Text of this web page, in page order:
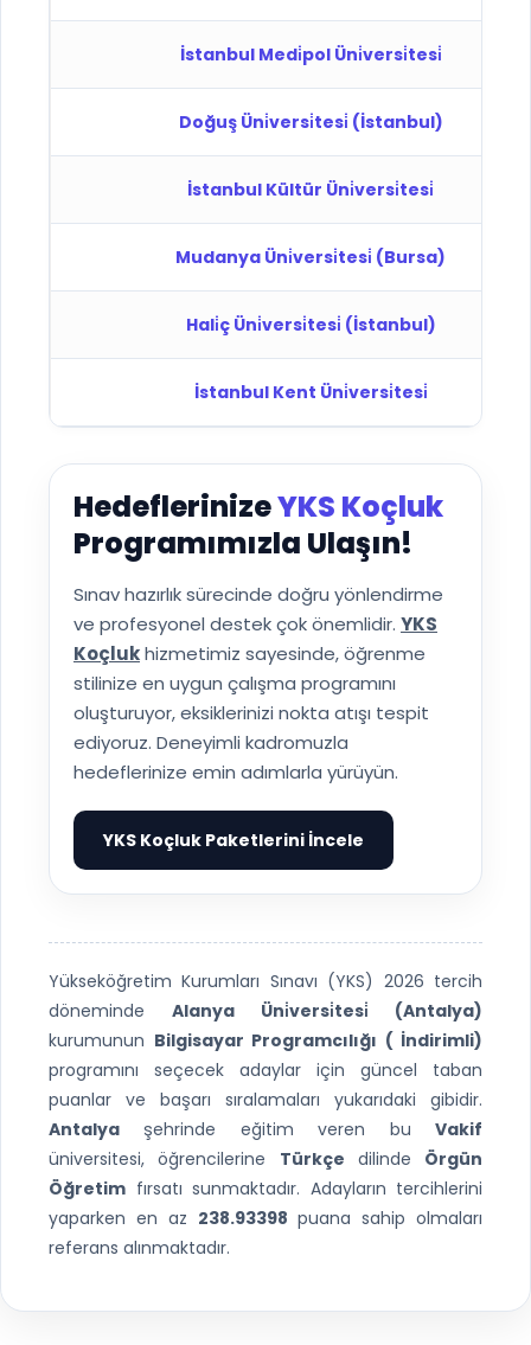
İstanbul Medi̇pol Üni̇versi̇tesi̇
Doğuş Üni̇versi̇tesi̇ (İstanbul)
İstanbul Kültür Üni̇versi̇tesi̇
Mudanya Üni̇versi̇tesi̇ (Bursa)
Hali̇ç Üni̇versi̇tesi̇ (İstanbul)
İstanbul Kent Üni̇versi̇tesi̇
HedeflerinizeYKS Koçluk
Programımızla Ulaşın!
Sınav hazırlık sürecinde doğru yönlendirme
ve profesyonel destek çok önemlidir. YKS
Koçlukhizmetimiz sayesinde, öğrenme
stilinize en uygun çalışma programını
oluşturuyor, eksiklerinizi nokta atışı tespit
ediyoruz. Deneyimli kadromuzla
hedeflerinize emin adımlarla yürüyün.
YKS Koçluk Paketlerini İncele
▶
Yükseköğretim Kurumları Sınavı (YKS) 2026 tercih
döneminde Alanya Üni̇versi̇tesi̇ (Antalya)
kurumunun Bilgisayar Programcılığı ( İndirimli)
programını seçecek adaylar için güncel taban
puanlar ve başarı sıralamaları yukarıdaki gibidir.
Antalya şehrinde eğitim veren bu Vakif
üniversitesi, öğrencilerine Türkçe dilinde Örgün
Öğretim fırsatı sunmaktadır. Adayların tercihlerini
yaparken en az 238.93398 puana sahip olmaları
referans alınmaktadır.